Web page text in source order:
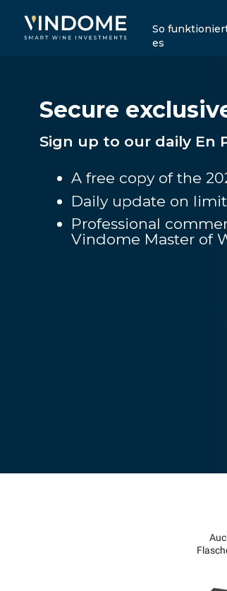
So
es
Secure
Sign up to our daily En
A free copy of the
Daily update on
Professional
Vindome Master of